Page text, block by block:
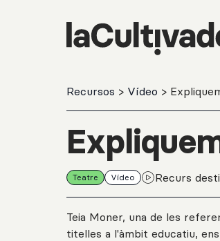
Recursos > Vídeo >
Teatre Vídeo Recurs
Teia Moner, una de les
titelles a l'àmbit educatiu,